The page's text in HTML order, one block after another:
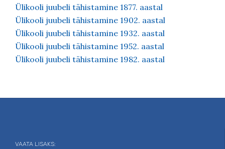
Ülikooli juubeli tähistamine 1877. aastal
Ülikooli juubeli tähistamine 1902. aastal
Ülikooli juubeli tähistamine 1932. aastal
Ülikooli juubeli tähistamine 1952. aastal
Ülikooli juubeli tähistamine 1982. aastal
VAATA LISAKS: